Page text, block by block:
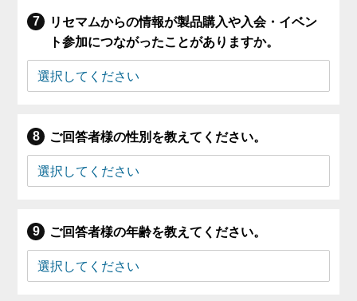
リセマムからの情報が製品購入や入会・イベン
ト参加につながったことがありますか。
ご回答者様の性別を教えてください。
ご回答者様の年齢を教えてください。